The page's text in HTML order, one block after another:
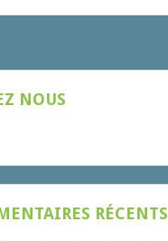
NOUS
RÉCENTS